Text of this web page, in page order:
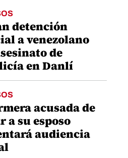
detención
a venezolano
de
en Danlí
acusada de
a su esposo
audiencia